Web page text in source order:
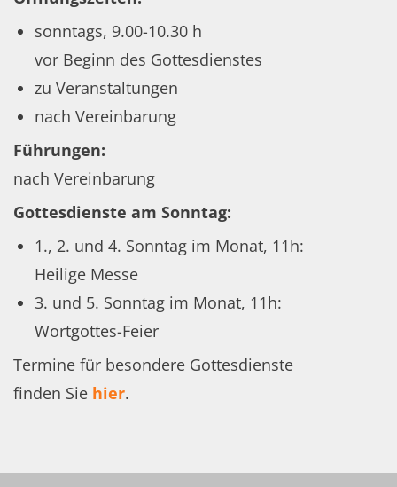
sonntags, 9.00-10.30 h
vor Beginn des Gottesdienstes
zu Veranstaltungen
nach Vereinbarung
Führungen:
nach Vereinbarung
Gottesdienste am Sonntag:
1., 2. und 4. Sonntag im Monat, 11h:
Heilige Messe
3. und 5. Sonntag im Monat, 11h:
Wortgottes-Feier
Termine für besondere Gottesdienste
finden Sie hier.